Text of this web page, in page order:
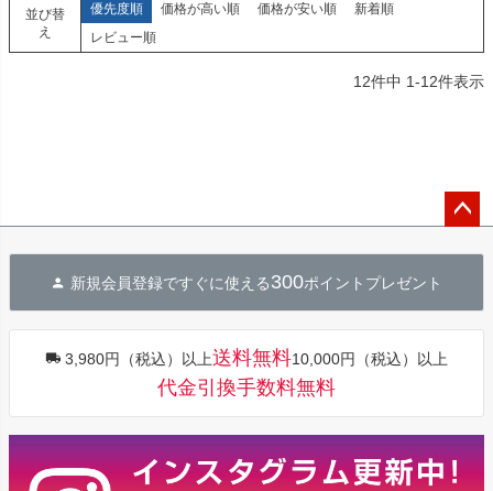
並び替
え
優先度順 価格が高い順 価格が安い順
新着順
レビュー順
12件中 1-12件表示
へ
新規会員登録ですぐに使える300ポイントプレゼント
3,980円（税込）以上送料無料10,000円（税込）以上
代金引換手数料無料